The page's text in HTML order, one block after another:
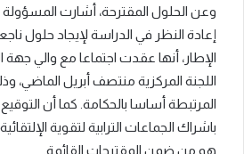
وعن الحلول المقترحة، أشارت المسؤولة
إعادة النظر في الدراسة لإيجاد حلول
الإطار، أنها عقدت اجتماعا مع والي جهة
اللجنة المركزية منتصف أبريل الماضي،
المرتبطة أساسا بالحكامة. كما أن
باشراك الجماعات الترابية لتقوية
هو من ضمن المقترحات القائمة.